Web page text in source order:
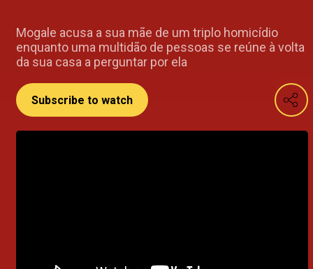
Mogale acusa a sua mãe de um triplo homicídio
enquanto uma multidão de pessoas se reúne à volta
da sua casa a perguntar por ela
Subscribe to watch